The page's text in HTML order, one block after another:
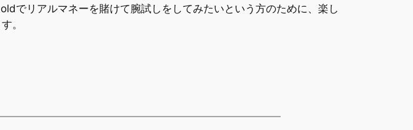
でリアルマネーを賭けて腕試しをしてみたいという方のために、楽し
。